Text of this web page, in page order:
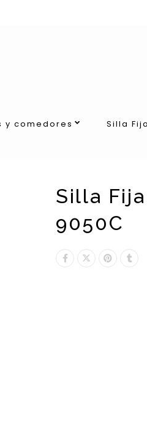
y comedores Silla
Silla
9050C